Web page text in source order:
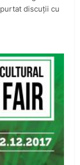
discuții cu